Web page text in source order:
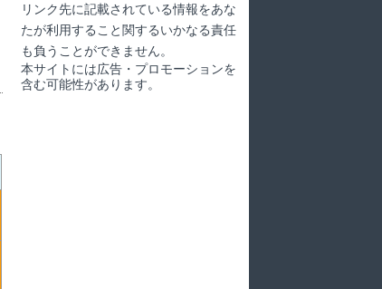
リンク先に記載されている情報をあな
たが利用すること関するいかなる責任
も負うことができません。
本サイトには広告・プロモーションを
含む可能性があります。